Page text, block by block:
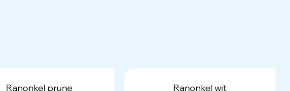
Ranonkel prune Ranonkel wit